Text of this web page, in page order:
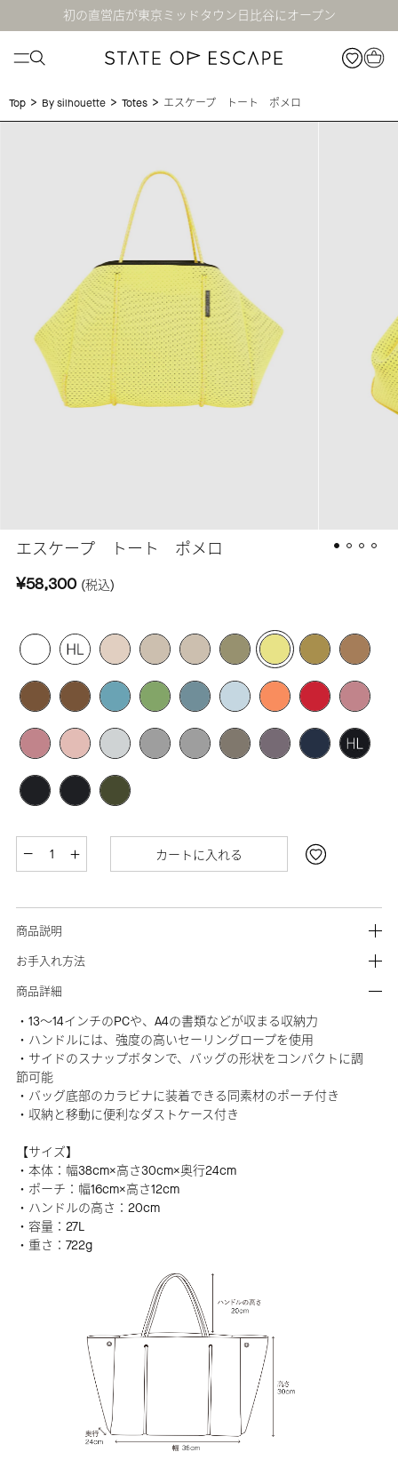
初の直営店が東京ミッドタウン日比谷にオープン
Top > By silhouette > Totes > エスケープ トート ポメロ
エスケープ トート ポメロ
¥58,300 (税込)
カートに入れる
商品説明
お手入れ方法
商品詳細
・13～14インチのPCや、A4の書類などが収まる収納力
・ハンドルには、強度の高いセーリングロープを使用
・サイドのスナップボタンで、バッグの形状をコンパクトに調
節可能
・バッグ底部のカラビナに装着できる同素材のポーチ付き
・収納と移動に便利なダストケース付き
【サイズ】
・本体：幅38cm×高さ30cm×奥行24cm
・ポーチ：幅16cm×高さ12cm
・ハンドルの高さ：20cm
・容量：27L
・重さ：722g